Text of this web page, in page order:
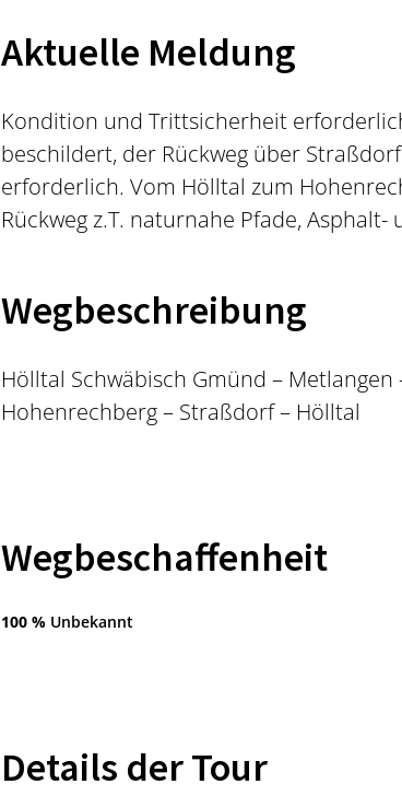
Aktuelle Meldung
Kondition und Trittsicherheit
beschildert, der Rückweg über
erforderlich. Vom Hölltal zum
Rückweg z.T. naturnahe Pfade,
Wegbeschreibung
Hölltal Schwäbisch Gmünd –
Hohenrechberg – Straßdorf – Hölltal
Wegbeschaffenheit
100 %Unbekannt
Details der Tour